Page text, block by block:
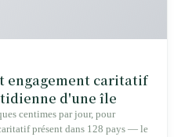
engagement caritatif
d'une île
centimes par jour, pour
présent dans 128 pays — le